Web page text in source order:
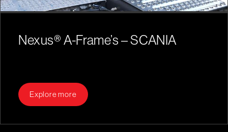
Nexus® A-Frame’s – SCANIA
Explore more